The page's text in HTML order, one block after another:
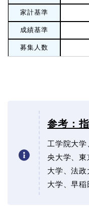
家計基準
成績基準
募集人数
参考：
工学院大
央大学、東
大学、法
大学、早稲